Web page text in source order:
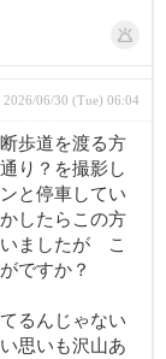
2026/06/30 (Tue) 06:04
歩道を渡る方
り？を撮影し
と停車してい
したらこの方
いましたが こ
ですか？
るんじゃない
思いも沢山あ